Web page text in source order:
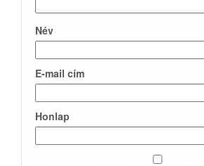
Név
E-mail cím
Honlap